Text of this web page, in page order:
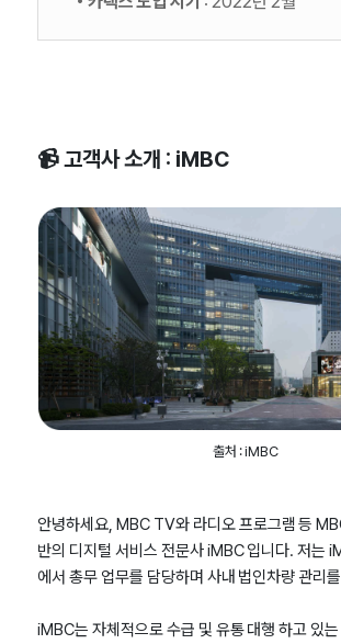
📹 고객사 소개 : iMBC
출처 : iMBC
안녕하세요, MBC TV와 라디오 프로그램 등
반의 디지털 서비스 전문사 iMBC 입니다. 저는
에서 총무 업무를 담당하며 사내 법인차량 관리
iMBC는 자체적으로 수급 및 유통 대행 하고 있